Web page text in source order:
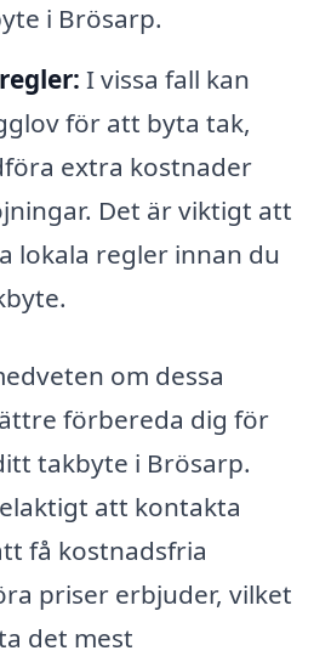
i Brösarp.
I vissa fall kan
för att byta tak,
extra kostnader
Det är viktigt att
lokala regler innan du
om dessa
förbereda dig för
takbyte i Brösarp.
att kontakta
få kostnadsfria
priser erbjuder, vilket
det mest